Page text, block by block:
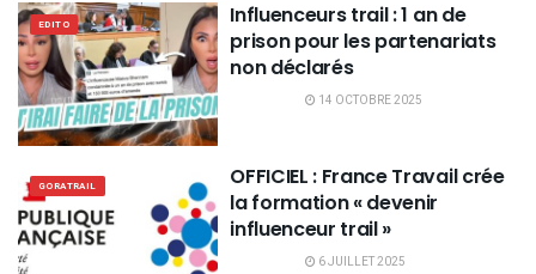
EDITO
Influenceurs trail : 1 an de
prison pour les partenariats
non déclarés
14 OCTOBRE 2025
GORATRAIL
OFFICIEL : France Travail crée
la formation « devenir
influenceur trail »
6 JUILLET 2025